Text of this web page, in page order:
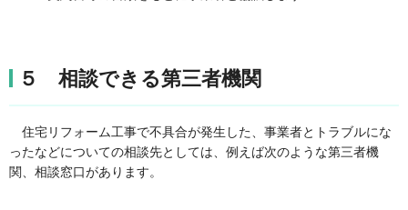
５ 相談できる第三者機関
住宅リフォーム工事で不具合が発生した、事業者とトラブルにな
ったなどについての相談先としては、例えば次のような第三者機
関、相談窓口があります。